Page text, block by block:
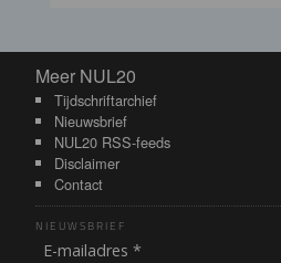
Meer NUL20
Meer NUL20
Tijdschriftarchief
Nieuwsbrief
NUL20 RSS-feeds
Disclaimer
Contact
NIEUWSBRIEF
E-mailadres *